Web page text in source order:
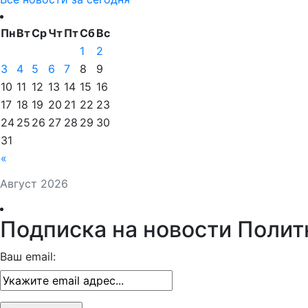
Август 2026
ПнВтСрЧтПтСбВс
«
1
2
3
4 5 6 7 8
9
10 11 12 13 14 15 16
17 18 19 20 21 22 23
24 25 26 27 28 29 30
31
Подписка на новости
Ваш email: